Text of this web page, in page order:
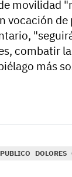
movilidad
vocación de
combatir
más
PUBLICO DOLORES